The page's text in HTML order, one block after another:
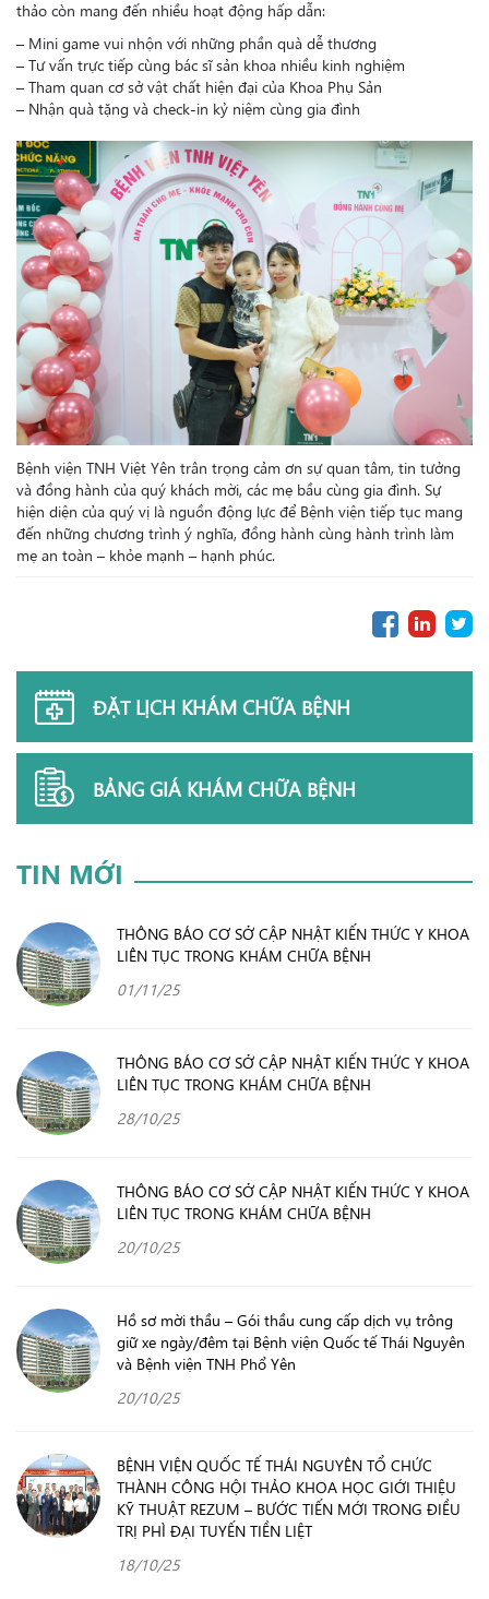
thảo còn mang đến nhiều hoạt động hấp dẫn:
– Mini game vui nhộn với những phần quà dễ thương
– Tư vấn trực tiếp cùng bác sĩ sản khoa nhiều kinh nghiệm
– Tham quan cơ sở vật chất hiện đại của Khoa Phụ Sản
– Nhận quà tặng và check-in kỷ niệm cùng gia đình
Bệnh viện TNH Việt Yên trân trọng cảm ơn sự quan tâm, tin tưởng
và đồng hành của quý khách mời, các mẹ bầu cùng gia đình. Sự
hiện diện của quý vị là nguồn động lực để Bệnh viện tiếp tục mang
đến những chương trình ý nghĩa, đồng hành cùng hành trình làm
mẹ an toàn – khỏe mạnh – hạnh phúc.
ĐẶT LỊCH KHÁM CHỮA BỆNH
BẢNG GIÁ KHÁM CHỮA BỆNH
TIN MỚI
THÔNG BÁO CƠ SỞ CẬP NHẬT KIẾN THỨC Y KHOA
LIÊN TỤC TRONG KHÁM CHỮA BỆNH
01/11/25
THÔNG BÁO CƠ SỞ CẬP NHẬT KIẾN THỨC Y KHOA
LIÊN TỤC TRONG KHÁM CHỮA BỆNH
28/10/25
THÔNG BÁO CƠ SỞ CẬP NHẬT KIẾN THỨC Y KHOA
LIÊN TỤC TRONG KHÁM CHỮA BỆNH
20/10/25
Hồ sơ mời thầu – Gói thầu cung cấp dịch vụ trông
giữ xe ngày/đêm tại Bệnh viện Quốc tế Thái Nguyên
và Bệnh viện TNH Phổ Yên
20/10/25
BỆNH VIỆN QUỐC TẾ THÁI NGUYÊN TỔ CHỨC
THÀNH CÔNG HỘI THẢO KHOA HỌC GIỚI THIỆU
KỸ THUẬT REZUM – BƯỚC TIẾN MỚI TRONG ĐIỀU
TRỊ PHÌ ĐẠI TUYẾN TIỀN LIỆT
18/10/25